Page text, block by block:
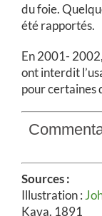
du foie.
été rapportés.
En 2001-
ont interdit
pour certaines
Sources :
Illustration :
Kava. 1891